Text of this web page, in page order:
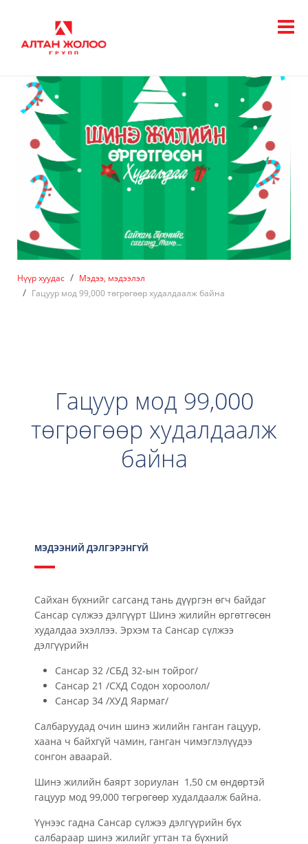
Нүүр хуудас
Мэдээ, мэдээлэл
Гацуур мод 99,000 төгрөгөөр худалдаалж байна
Гацуур мод 99,000
төгрөгөөр худалдаалж
байна
МЭДЭЭНИЙ ДЭЛГЭРЭНГҮЙ
Сайхан бүхнийг сагсанд тань дүүргэн өгч байдаг
Сансар сүлжээ дэлгүүрт Шинэ жилийн өргөтгөсөн
худалдаа эхэллээ. Эрхэм та Сансар сүлжээ
дэлгүүрийн
Сансар 32 /СБД 32-ын тойрог/
Сансар 21 /СХД Содон хороолол/
Сансар 34 /ХУД Яармаг/
Салбаруудад очин шинэ жилийн ганган гацуур,
хаана ч байхгүй чамин, ганган чимэглэлүүдээ
сонгон аваарай.
Шинэ жилийн баярт зориулан 1,50 см өндөртэй
гацуур мод 99,000 төгрөгөөр худалдаалж байна.
Үүнээс гадна Сансар сүлжээ дэлгүүрийн бүх
салбараар шинэ жилийг угтан та бүхний